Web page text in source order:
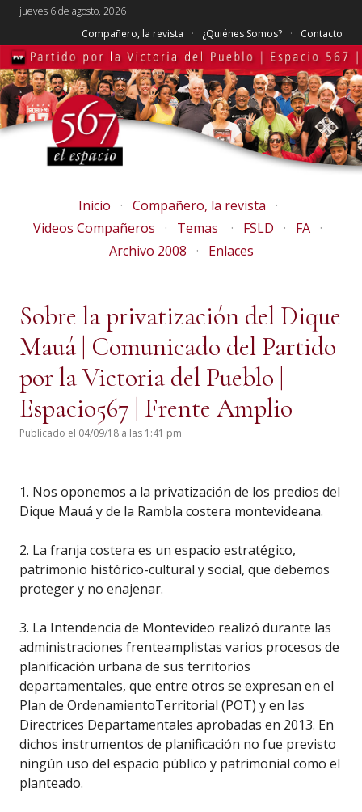
jueves 6 de agosto, 2026
Compañero, la revista
¿Quiénes Somos? Contacto
Inicio
Compañero, la revista
Videos Compañeros
Temas FSLD
FA
Archivo 2008
Enlaces
Sobre la privatización del Dique
Mauá | Comunicado del Partido
por la Victoria del Pueblo |
Espacio567 | Frente Amplio
Publicado el 04/09/18 a las 1:41 pm
1. Nos oponemos a la privatización de los predios del
Dique Mauá y de la Rambla costera montevideana.
2. La franja costera es un espacio estratégico,
patrimonio histórico-cultural y social, que debemos
proteger y no enajenar.
3. La Intendencia de Montevideo realizó durante las
administraciones frenteamplistas varios procesos de
planificación urbana de sus territorios
departamentales, que entre otros se expresan en el
Plan de OrdenamientoTerritorial (POT) y en las
Directrices Departamentales aprobadas en 2013. En
dichos instrumentos de planificación no fue previsto
ningún uso del espacio público y patrimonial como el
planteado.